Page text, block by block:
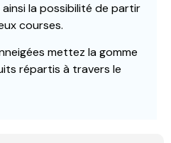
la possibilité de partir
courses.
mettez la gomme
répartis à travers le